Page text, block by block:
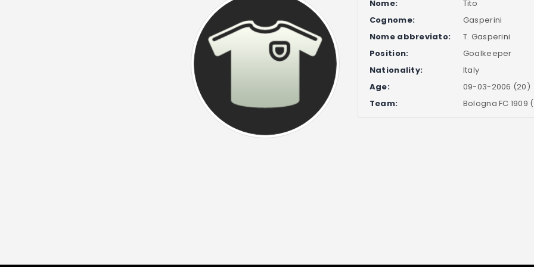
Nome:
Tito
Cognome:
Gasperini
Nome abbreviato:
T. Gasperini
Position:
Goalkeeper
Nationality:
Italy
Age:
09-03-2006 (20)
Team:
Bologna FC 1909